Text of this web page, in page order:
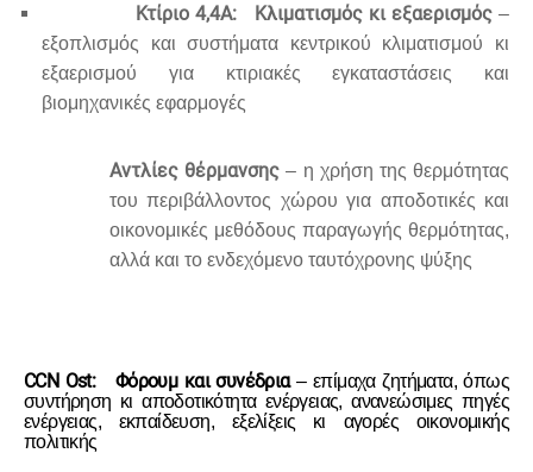
Κτίριο 4,4A: Κλιματισμός κι εξαερισμός –
εξοπλισμός και συστήματα κεντρικού κλιματισμού κι
εξαερισμού για κτιριακές εγκαταστάσεις και
βιομηχανικές εφαρμογές
Αντλίες θέρμανσης – η χρήση της θερμότητας
του περιβάλλοντος χώρου για αποδοτικές και
οικονομικές μεθόδους παραγωγής θερμότητας,
αλλά και το ενδεχόμενο ταυτόχρονης ψύξης
CCN Ost: Φόρουμ και συνέδρια– επίμαχα ζητήματα, όπως
συντήρηση κι αποδοτικότητα ενέργειας, ανανεώσιμες πηγές
ενέργειας, εκπαίδευση, εξελίξεις κι αγορές οικονομικής
πολιτικής